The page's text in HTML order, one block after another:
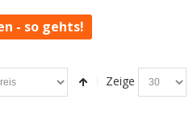
- so gehts!
Zeige